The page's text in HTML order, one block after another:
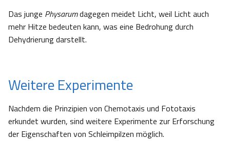
Das junge Physarumdagegen meidet Licht, weil Licht auch
mehr Hitze bedeuten kann, was eine Bedrohung durch
Dehydrierung darstellt.
Weitere Experimente
Nachdem die Prinzipien von Chemotaxis und Fototaxis
erkundet wurden, sind weitere Experimente zur Erforschung
der Eigenschaften von Schleimpilzen möglich.